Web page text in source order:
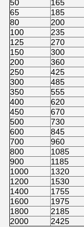
50
165
65
185
80
200
100
235
125
270
150
300
200
360
250
425
300
485
350
555
400
620
450
670
500
730
600
845
700
960
800
1085
900
1185
1000
1320
1200
1530
1400
1755
1600
1975
1800
2185
2000
2425